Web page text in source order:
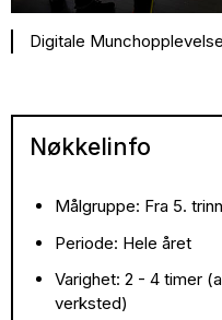
Digitale
Nøkkelinfo
Målgruppe: Fra 5. trinn
Periode: Hele året
Varighet: 2 - 4 timer
verksted)